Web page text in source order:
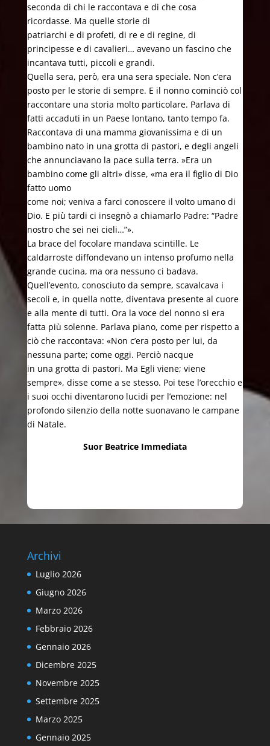
seconda di chi le raccontava e di che cosa
ricordasse. Ma quelle storie di
patriarchi e di profeti, di re e di regine, di
principesse e di cavalieri… avevano un fascino che
incantava tutti, piccoli e grandi.
Quella sera, però, era una sera speciale. Non c’era
posto per le storie di sempre. E il nonno cominciò col
raccontare una storia molto particolare. Parlava di
fatti accaduti in un Paese lontano, tanto tempo fa.
Raccontava di una mamma giovanissima e di un
bambino nato in una grotta di pastori, e degli angeli
che annunciavano la pace sulla terra. »Era un
bambino come gli altri» disse, «ma era il figlio di Dio
fatto uomo
come noi; veniva a farci conoscere il volto umano di
Dio. E più tardi ci insegnò a chiamarlo Padre: “Padre
nostro che sei nei cieli…”».
La brace del focolare mandava scintille. Le
caldarroste diffondevano un intenso profumo nella
grande cucina, ma ora nessuno ci badava.
Quell’evento, conosciuto da sempre, scavalcava i
secoli e, in quella notte, diventava presente al cuore
e alla mente di tutti. Ora la voce del nonno si era
fatta più solenne. Parlava piano, come per rispetto a
ciò che raccontava: «Non c’era posto per lui, da
nessuna parte; come oggi. Perciò nacque
in una grotta di pastori. Ma Egli viene; viene
sempre», disse come a se stesso. Poi tese l’orecchio e
i suoi occhi diventarono lucidi per l’emozione: nel
profondo silenzio della notte suonavano le campane
di Natale.
Suor Beatrice Immediata
Archivi
Luglio 2026
Giugno 2026
Marzo 2026
Febbraio 2026
Gennaio 2026
Dicembre 2025
Novembre 2025
Settembre 2025
Marzo 2025
Gennaio 2025